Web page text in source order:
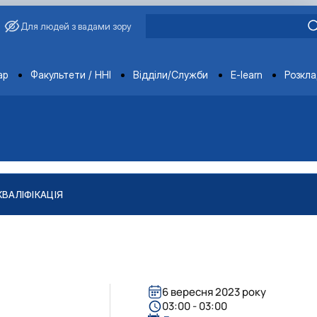
Для людей з вадами зору
Факультети / ННІ Відділи/Служби E-learn
6 вересня 2023 року
03:00 - 03:00